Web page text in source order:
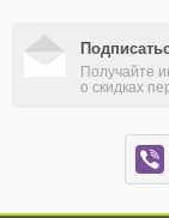
Получайте
о скидках